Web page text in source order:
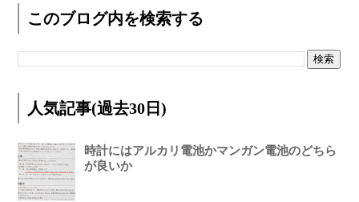
このブログ内を検索する
人気記事(過去30日)
時計にはアルカリ電池かマンガン電池のどちら
が良いか